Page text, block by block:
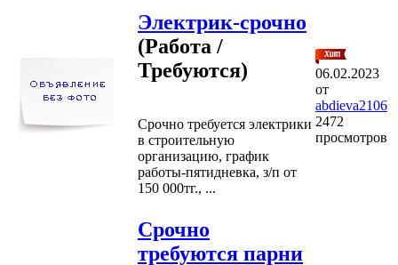
Электрик-срочно
(Работа /
Требуются)
Срочно требуется электрики
в строительную
организацию, график
работы-пятидневка, з/п от
150 000тг., ...
06.02.2023
от
abdieva2106
2472
просмотров
Срочно
требуются парни